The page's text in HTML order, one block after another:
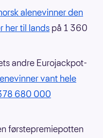
alenevinner den
her til lands på 1 360
andre Eurojackpot-
vant hele
680 000
førstepremiepotten